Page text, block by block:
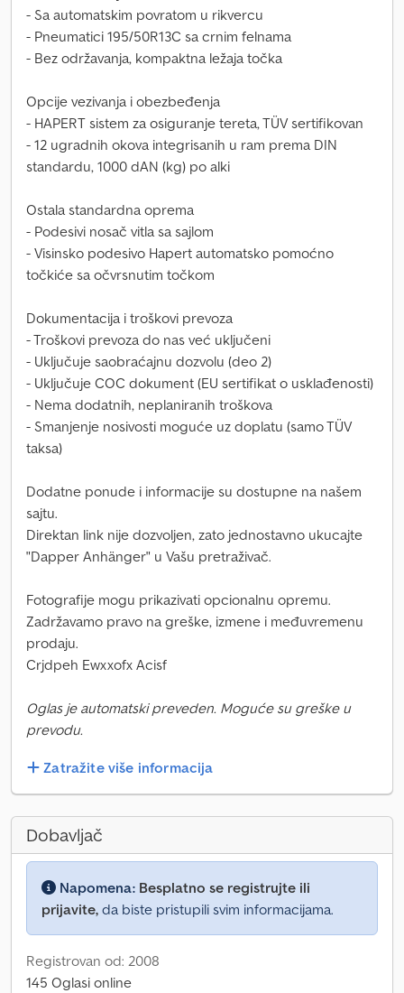
- Sa automatskim povratom u rikvercu
- Pneumatici 195/50R13C sa crnim felnama
- Bez održavanja, kompaktna ležaja točka
Opcije vezivanja i obezbeđenja
- HAPERT sistem za osiguranje tereta, TÜV sertifikovan
- 12 ugradnih okova integrisanih u ram prema DIN
standardu, 1000 dAN (kg) po alki
Ostala standardna oprema
- Podesivi nosač vitla sa sajlom
- Visinsko podesivo Hapert automatsko pomoćno
točkiće sa očvrsnutim točkom
Dokumentacija i troškovi prevoza
- Troškovi prevoza do nas već uključeni
- Uključuje saobraćajnu dozvolu (deo 2)
- Uključuje COC dokument (EU sertifikat o usklađenosti)
- Nema dodatnih, neplaniranih troškova
- Smanjenje nosivosti moguće uz doplatu (samo TÜV
taksa)
Dodatne ponude i informacije su dostupne na našem
sajtu.
Direktan link nije dozvoljen, zato jednostavno ukucajte
"Dapper Anhänger" u Vašu pretraživač.
Fotografije mogu prikazivati opcionalnu opremu.
Zadržavamo pravo na greške, izmene i međuvremenu
prodaju.
Crjdpeh Ewxxofx Acisf
Oglas je automatski preveden. Moguće su greške u
prevodu.
Zatražite više informacija
Dobavljač
Napomena: Besplatno se registrujte ili
prijavite, da biste pristupili svim informacijama.
Registrovan od: 2008
145 Oglasi online